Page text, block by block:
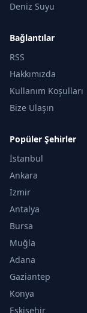
Deniz Suyu
Bağlantılar
RSS
Hakkımızda
Kullanım Koşulları
Bize Ulaşın
Popüler Şehirler
İstanbul
Ankara
İzmir
Antalya
Bursa
Muğla
Adana
Gaziantep
Konya
Eskişehir